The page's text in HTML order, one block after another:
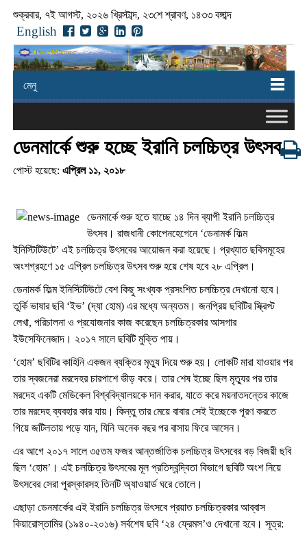
শুক্রবার, ৭ই আগস্ট, ২০২৬ খ্রিস্টাব্দ, ২৩শে শ্রাবণ, ১৪৩৩ বঙ্গাব্দ
English
মেনু
ডেনমার্কে শুরু হচ্ছে ইরানি চলচ্চিত্র উৎসব
পোস্ট হয়েছে: এপ্রিল ১১, ২০১৮
ডেনমার্কে শুরু হতে যাচ্ছে ১৪ দিন ব্যাপী ইরানি চলচ্চিত্র
উৎসব। রাজধানী কোপেনহেগেনে ‘ডেনামর্ক ফিল্ম
ইনিস্টিটিউটে’ এই চলচ্চিত্র উৎসবের আয়োজন করা হয়েছে। প্রখ্যাত ছবিসমূহের
অংশগ্রহণে ১৫ এপ্রিল চলচ্চিত্র উৎসব শুরু হয়ে শেষ হবে ২৮ এপ্রিল।
ডেনামর্ক ফিল্ম ইনিস্টিটিউটে বেশ কিছু সংখ্যক প্রসংশিত চলচ্চিত্র দেখানো হবে।
তুর্কি ভাষার ছবি ‘ইভ’ (দ্যা হোম) এর মধ্যে অন্যতম। জনপ্রিয় ছবিটির স্ক্রিপ্ট
লেখা, পরিচালনা ও প্রযোজনার কাজ করেছেন চলচ্চিত্রকার আসগার
ইউসেফিনেজাদ। ২০১৭ সালে ছবিটি মুক্তি পায়।
‘হোম’ ছবিটির কাহিনি একজন ব্যক্তির মৃত্যু দিয়ে শুরু হয়। লোকটি মারা যাওয়ার পর
তার স্বজনেরা মরদেহর চারপাশে ভীড় করে। তার শেষ ইচ্ছে ছিল মৃত্যুর পর তার
মরদেহ একটি মেডিকেল বিশ্ববিদ্যালয়কে দান করার, যাতে করে ময়নাতদন্তের কাজে
তার মরদেহ ব্যবহার কার যায়। কিন্তু তার মেয়ে বাবার সেই ইচ্ছেকে পূরণ করতে
গিয়ে জটিলতায় পড়ে যান, যিনি অনেক বছর পর বাসায় ফিরে আসেন।
এর আগে ২০১৭ সালে ৩৫তম ফজর আন্তর্জাতিক চলচ্চিত্র উৎসবের বড় বিজয়ী ছবি
ছিল ‘হোম’। এই চলচ্চিত্র উৎসবের মূল প্রতিদ্বন্দ্বিতা বিভাগে ছবিটি অংশ নিয়ে
উৎসবের সেরা পুরস্কারসহ তিনটি অ্যাওয়ার্ড ঘরে তোলে।
এছাড়া ডেনমার্কের এই ইরানি চলচ্চিত্র উৎসবে প্রয়াত চলচ্চিত্রকার আব্বাস
কিয়ারোস্তামির (১৯৪০-২০১৬) সর্বশেষ ছবি ‘২৪ ফ্রেমস’ও দেখানো হবে। সূত্র: